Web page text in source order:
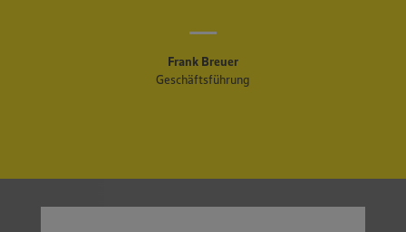
Frank Breuer
Geschäftsführung